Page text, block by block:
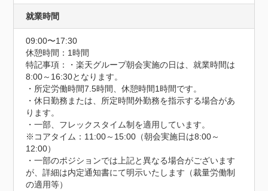
就業時間
09:00〜17:30
休憩時間：1時間
特記事項：・楽天グループ朝会実施の日は、就業時間は
8:00～16:30となります。
・所定労働時間7.5時間、休憩時間1時間です。
・休日勤務または、所定時間外勤務を指示する場合があ
ります。
・一部、フレックスタイム制を適用しています。
※コアタイム：11:00～15:00（朝会実施日は8:00～
12:00）
・一部のポジションでは上記と異なる場合がございます
が、詳細は内定通知書にて明示いたします（裁量労働制
の適用等）